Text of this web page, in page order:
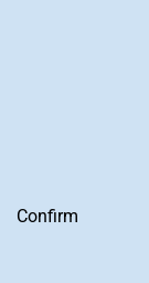
Confirm